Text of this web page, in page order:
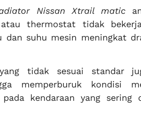
Nissan Xtrail matic
thermostat tidak
dan suhu mesin meningkat
tidak sesuai standar
memperburuk kondisi
kendaraan yang sering